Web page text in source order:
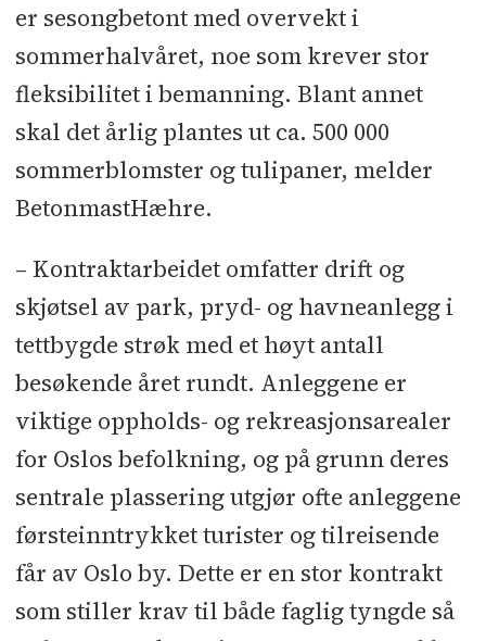
er sesongbetont med overvekt i
sommerhalvåret, noe som krever stor
fleksibilitet i bemanning. Blant annet
skal det årlig plantes ut ca. 500 000
sommerblomster og tulipaner, melder
BetonmastHæhre.
– Kontraktarbeidet omfatter drift og
skjøtsel av park, pryd- og havneanlegg i
tettbygde strøk med et høyt antall
besøkende året rundt. Anleggene er
viktige oppholds- og rekreasjonsarealer
for Oslos befolkning, og på grunn deres
sentrale plassering utgjør ofte anleggene
førsteinntrykket turister og tilreisende
får av Oslo by. Dette er en stor kontrakt
som stiller krav til både faglig tyngde så